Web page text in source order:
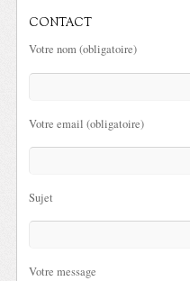
CONTACT
Votre nom (obligatoire)
Votre email (obligatoire)
Sujet
Votre message